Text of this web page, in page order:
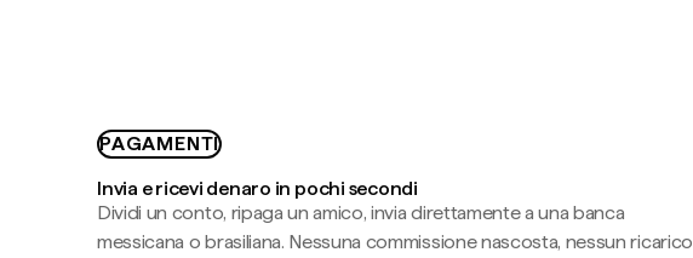
PAGAMENTI
Invia e ricevi denaro in pochi secondi
Dividi un conto, ripaga un amico, invia direttamente a una banca
messicana o brasiliana. Nessuna commissione nascosta, nessun ricarico